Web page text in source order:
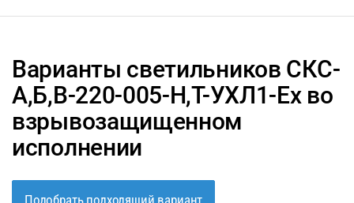
Варианты светильников СКС-
А,Б,В-220-005-Н,Т-УХЛ1-Ex во
взрывозащищенном
исполнении
Подобрать подходящий вариант